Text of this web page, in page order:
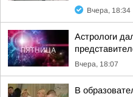
Вчера, 18:34
Астрологи
Вчера, 18:07
В